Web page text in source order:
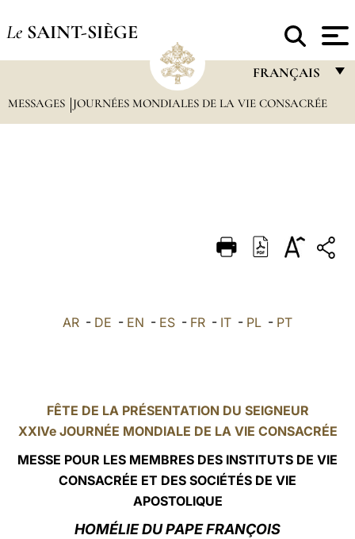
Le SAINT-SIÈGE
FRANÇAIS
FRANÇAIS
DEUTSCH
العربيّة
MESSAGES JOURNÉES MONDIALES DE LA VIE CONSACRÉE
AR - DE - EN - ES - FR - IT - PL - PT
FÊTE DE LA PRÉSENTATION DU SEIGNEUR
XXIVe JOURNÉE MONDIALE DE LA VIE CONSACRÉE
MESSE POUR LES MEMBRES DES INSTITUTS DE VIE
CONSACRÉE ET DES SOCIÉTÉS DE VIE
APOSTOLIQUE
HOMÉLIE DU PAPE FRANÇOIS